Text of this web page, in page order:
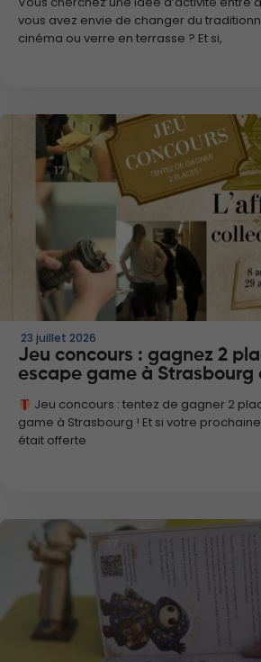
vous avez envie de changer du
cinéma ou verre en terrasse ? Et si,
23 juillet 2026
Jeu concours : gagnez 2
escape game à Strasbourg
Jeu concours : tentez de gagner 2
game à Strasbourg ! Et si votre
était offerte